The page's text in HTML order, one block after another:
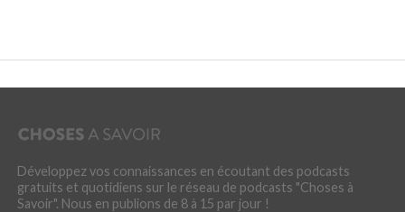
Développez vos connaissances en écoutant des podcasts
gratuits et quotidiens sur le réseau de podcasts "Choses à
Savoir". Nous en publions de 8 à 15 par jour !